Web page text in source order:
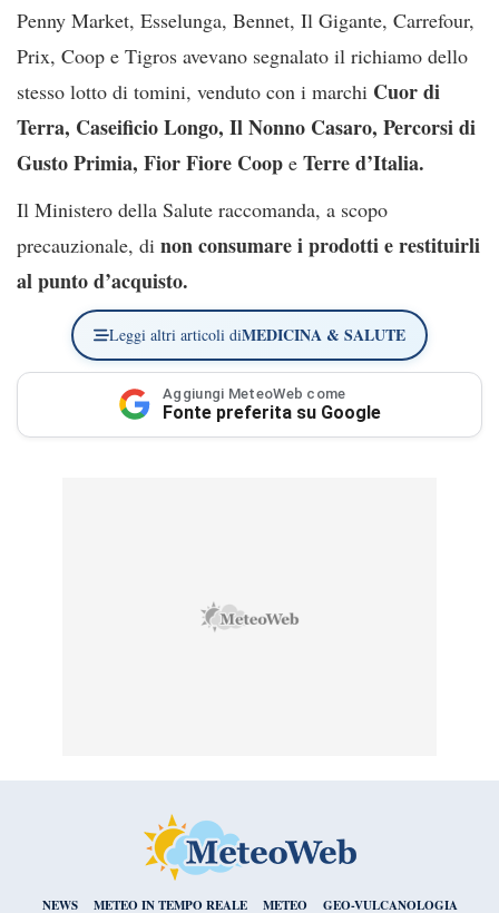
Penny Market, Esselunga, Bennet, Il Gigante, Carrefour,
Prix, Coop e Tigros avevano segnalato il richiamo dello
stesso lotto di tomini, venduto con i marchi Cuor di
Terra, Caseificio Longo, Il Nonno Casaro, Percorsi di
Gusto Primia, Fior Fiore Coop e Terre d’Italia.
Il Ministero della Salute raccomanda, a scopo
precauzionale, di non consumare i prodotti e restituirli
al punto d’acquisto.
Leggi altri articoli diMEDICINA & SALUTE
Aggiungi MeteoWeb come
Fonte preferita su Google
NEWS METEO IN TEMPO REALE METEO GEO-VULCANOLOGIA